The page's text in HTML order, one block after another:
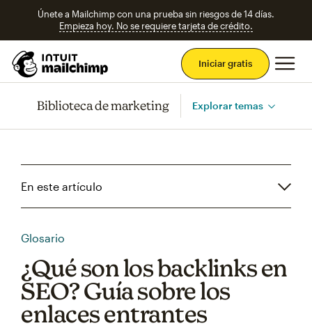
Únete a Mailchimp con una prueba sin riesgos de 14 días.
Empieza hoy. No se requiere tarjeta de crédito.
Iniciar gratis
Biblioteca de marketing Explorar temas
En este artículo
Glosario
¿Qué son los backlinks en
SEO? Guía sobre los
enlaces entrantes